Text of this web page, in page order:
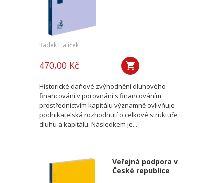
Radek Halíček
470,00 Kč
Historické daňové zvýhodnění dluhového
financování v porovnání s financováním
prostřednictvím kapitálu významně ovlivňuje
podnikatelská rozhodnutí o celkové struktuře
dluhu a kapitálu. Následkem je...
Veřejná podpora v
České republice